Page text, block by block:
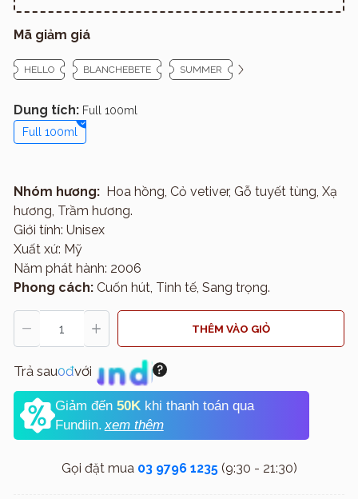
Mã giảm giá
HELLO BLANCHEBETE SUMMER
Dung tích: Full 100ml
Full 100ml
Nhóm hương: Hoa hồng, Cỏ vetiver, Gỗ tuyết tùng, Xạ
hương, Trầm hương.
Giới tính: Unisex
Xuất xứ: Mỹ
Năm phát hành: 2006
Phong cách: Cuốn hút, Tinh tế, Sang trọng.
THÊM VÀO GIỎ
Trả sau0đvới
Giảm đến 50K khi thanh toán qua
Fundiin. xem thêm
Gọi đặt mua 03 9796 1235(9:30 - 21:30)